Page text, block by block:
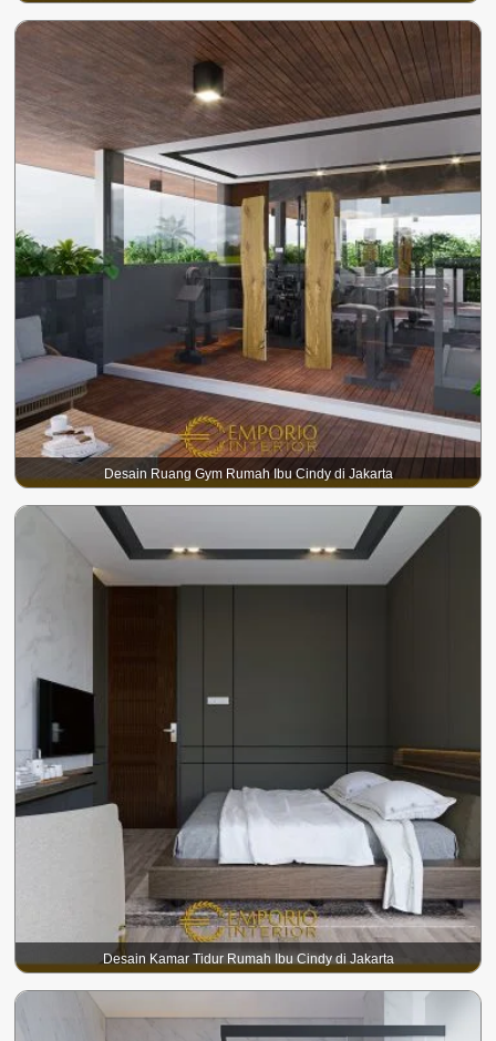
Desain Ruang Gym Rumah Ibu Cindy di Jakarta
Desain Kamar Tidur Rumah Ibu Cindy di Jakarta